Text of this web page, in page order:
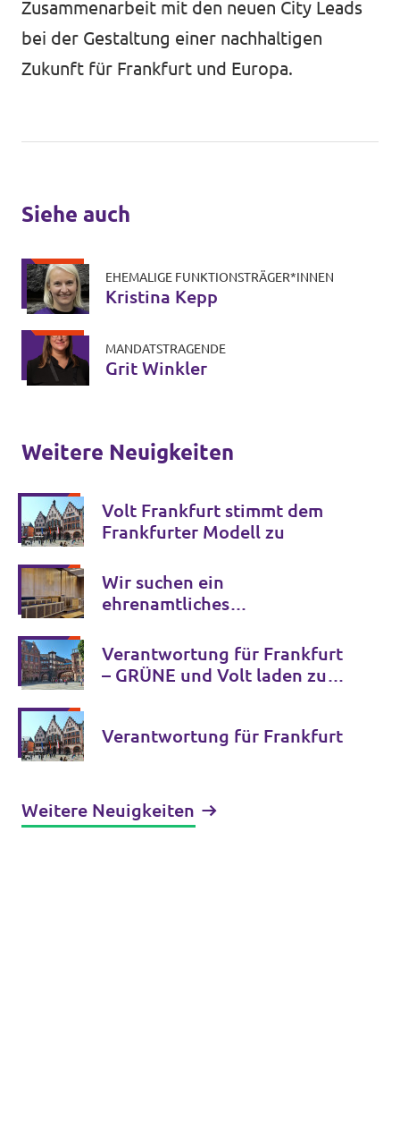
Zusammenarbeit mit den neuen City Leads
bei der Gestaltung einer nachhaltigen
Zukunft für Frankfurt und Europa.
Siehe auch
EHEMALIGE FUNKTIONSTRÄGER*INNEN
Kristina Kepp
MANDATSTRAGENDE
Grit Winkler
Weitere Neuigkeiten
Volt Frankfurt stimmt dem
Frankfurter Modell zu
Wir suchen ein
ehrenamtliches
Verantwortung für Frankfurt
– GRÜNE und Volt laden zum
Verantwortung für Frankfurt
Weitere Neuigkeiten